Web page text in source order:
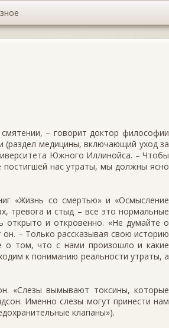
– говорит доктор философии
(раздел медицины, включающий уход за
Южного Иллинойса. – Чтобы
постигшей нас утраты, мы должны ясно
«Жизнь со смертью» и «Осмысление
тревога и стыд – все это нормальные
открыто и откровенно. «Не думайте о
– Только рассказывая свою историю
о том, что с нами произошло и какие
к пониманию реальности утраты, а
«Слезы вымывают токсины, которые
Именно слезы могут принести нам
клапаны»).